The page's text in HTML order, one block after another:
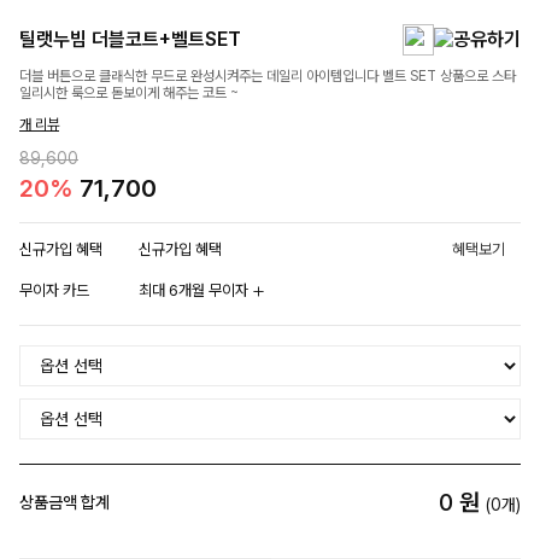
틸랫누빔 더블코트+벨트SET
더블 버튼으로 클래식한 무드로 완성시켜주는 데일리 아이템입니다 벨트 SET 상품으로 스타
일리시한 룩으로 돋보이게 해주는 코트 ~
개 리뷰
89,600
20% 71,700
신규가입 혜택 신규가입 혜택 혜택보기
무이자 카드 최대 6개월 무이자
상품금액 합계 0 원 (0개)